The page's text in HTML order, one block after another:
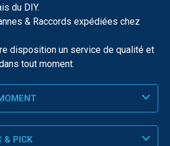
du DIY.
& Raccords expédiées chez
disposition un service de qualité et
tout moment.
& PICK